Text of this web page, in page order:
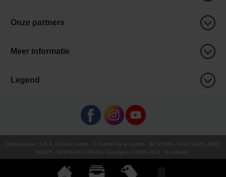
Onze partners
Meer informatie
Legend
Chronocarpe : S.A.S. Chrono Loisirs - 1 chemin de la coume - BP 90185 - 9301 LAVELANET
CEDEX - SIREN 481703049 | Copyright © 2005-2026 ∇ ccdispo